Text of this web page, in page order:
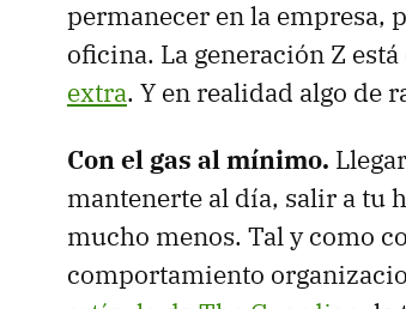
permanecer en la empresa,
oficina. La generación Z
extra. Y en realidad algo de
Con el gas al mínimo.
mantenerte al día, salir a tu
mucho menos. Tal y como
comportamiento